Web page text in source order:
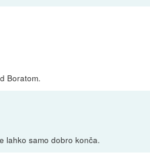
Boratom.
lahko samo dobro konča.